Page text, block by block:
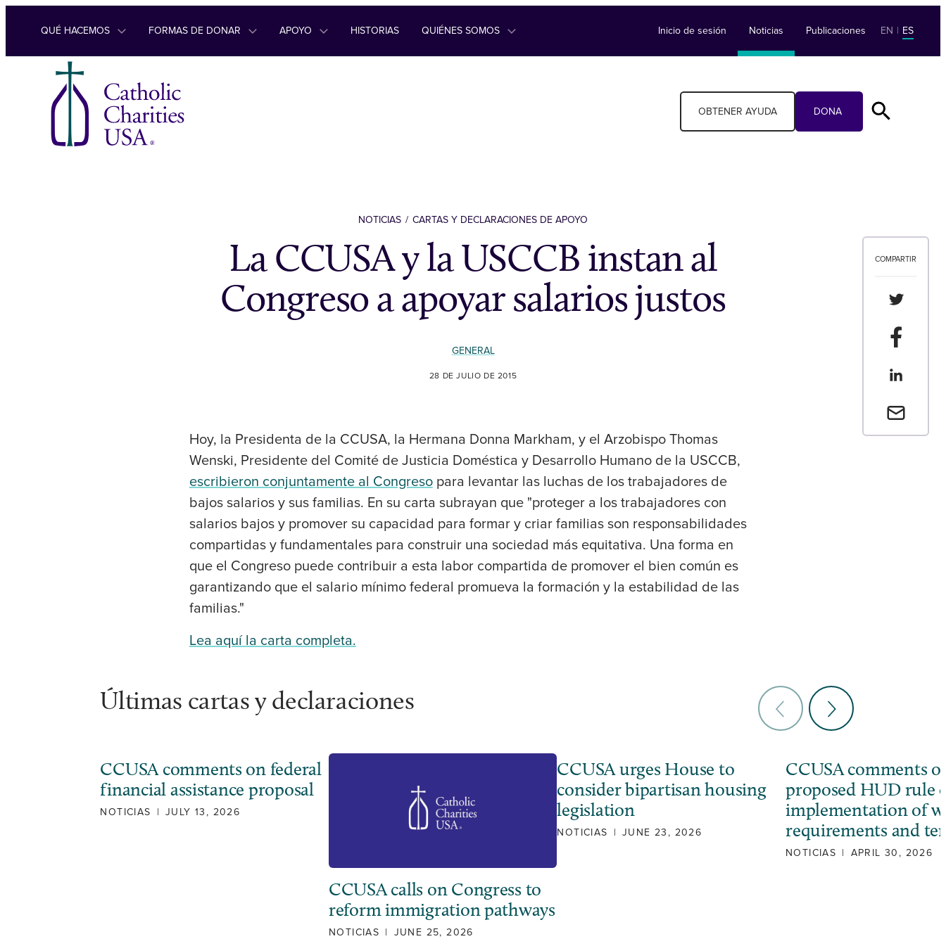
Ir al contenido
QUÉ HACEMOS FORMAS DE DONAR APOYO HISTORIAS QUIÉNES SOMOS Inicio de sesión Noticias Publicaciones EN | ES
OBTENER AYUDA DONA
COMPARTIR
Envia un
NOTICIAS CARTAS Y DECLARACIONES DE APOYO
La CCUSA y la USCCB instan al
Congreso a apoyar salarios justos
GENERAL
28 DE JULIO DE 2015
Hoy, la Presidenta de la CCUSA, la Hermana Donna Markham, y el Arzobispo Thomas
Wenski, Presidente del Comité de Justicia Doméstica y Desarrollo Humano de la USCCB,
escribieron conjuntamente al Congresopara levantar las luchas de los trabajadores de
bajos salarios y sus familias. En su carta subrayan que "proteger a los trabajadores con
salarios bajos y promover su capacidad para formar y criar familias son responsabilidades
compartidas y fundamentales para construir una sociedad más equitativa. Una forma en
que el Congreso puede contribuir a esta labor compartida de promover el bien común es
garantizando que el salario mínimo federal promueva la formación y la estabilidad de las
familias."
Lea aquí la carta completa.
Últimas cartas y declaraciones
CCUSA comments on federal
financial assistance proposal
NOTICIAS | JULY 13, 2026
CCUSA calls on Congress to
reform immigration pathways
NOTICIAS | JUNE 25, 2026
CCUSA urges House to
consider bipartisan housing
legislation
NOTICIAS | JUNE 23, 2026
CCUSA comments
proposed HUD rule
implementation of
requirements and
NOTICIAS | APRIL 30, 2026